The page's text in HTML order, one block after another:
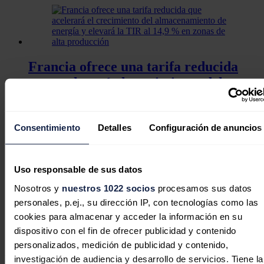
Consentimiento Detalles Configuración de anuncios
Uso responsable de sus datos
Nosotros y nuestros 1022 sociosprocesamos sus datos
personales, p.ej., su dirección IP, con tecnologías como las
cookies para almacenar y acceder la información en su
dispositivo con el fin de ofrecer publicidad y contenido
personalizados, medición de publicidad y contenido,
investigación de audiencia y desarrollo de servicios. Tiene la
Francia ofrece una tarifa reducida
que acelerará el crecimiento del
almacenamiento de energía y elevará
producción
El clúster de siderurgia Siderex pide
a la UE que "se ponga las pilas" ante
los aranceles de Trump
Ferraci explicó que hay negociaciones en marcha con laComisión